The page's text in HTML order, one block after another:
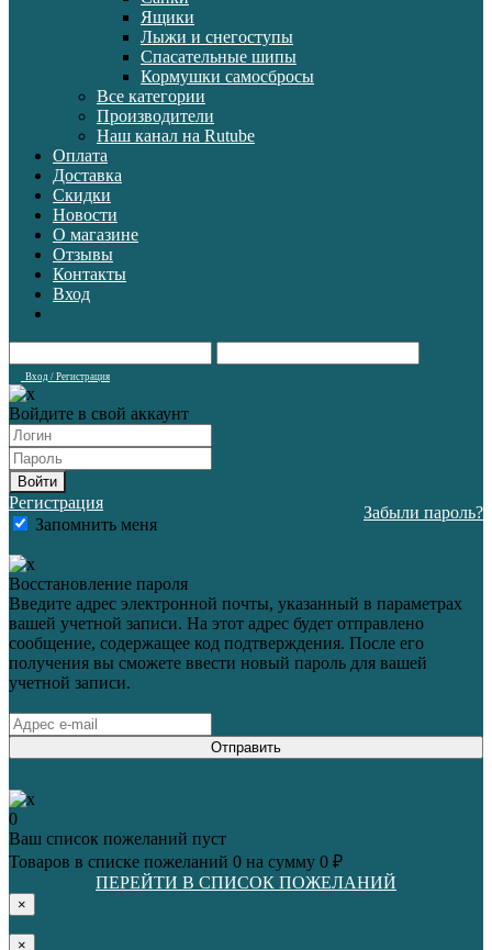
Ящики
Лыжи и снегоступы
Спасательные шипы
Кормушки самосбросы
Все категории
Производители
Наш канал на Rutube
Оплата
Доставка
Скидки
Новости
О магазине
Отзывы
Контакты
Вход
Вход / Регистрация
Войдите в свой аккаунт
Войти
Регистрация
Запомнить меня
Забыли пароль?
Восстановление пароля
Введите адрес электронной почты, указанный в параметрах
вашей учетной записи. На этот адрес будет отправлено
сообщение, содержащее код подтверждения. После его
получения вы сможете ввести новый пароль для вашей
учетной записи.
Отправить
0
Ваш список пожеланий пуст
Товаров в списке пожеланий 0 на сумму 0 ₽
ПЕРЕЙТИ В СПИСОК ПОЖЕЛАНИЙ
×
×